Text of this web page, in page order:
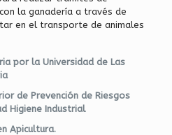
la ganadería a través de
en el transporte de animales
por la Universidad de Las
de Prevención de Riesgos
Higiene Industrial
Apicultura.